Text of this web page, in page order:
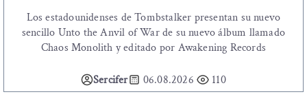
Los estadounidenses de Tombstalker presentan su nuevo
sencillo Unto the Anvil of War de su nuevo álbum llamado
Chaos Monolith y editado por Awakening Records
Sercifer 06.08.2026 110